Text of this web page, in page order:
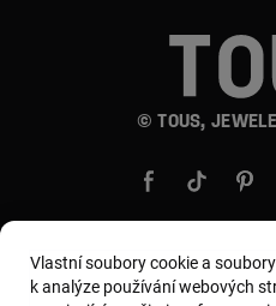
© TOUS,
Země a měna:
Vlastní soubory cookie a
k analýze používání webových